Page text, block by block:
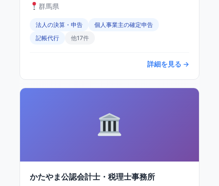
群馬県
法人の決算・申告
個人事業主の確定申告
記帳代行
他17件
詳細を見る →
かたやま公認会計士・税理士事務所